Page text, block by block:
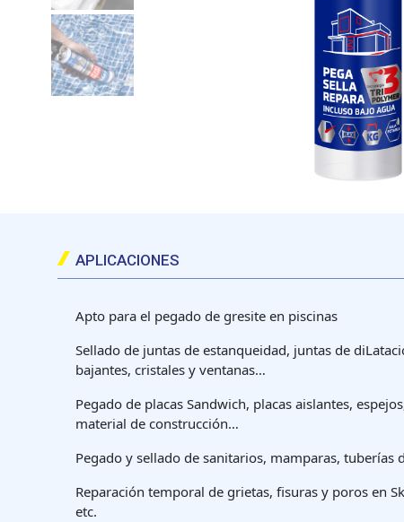
APLICACIONES
Apto para el pegado de gresite en piscinas
Sellado de juntas de estanqueidad, juntas de
bajantes, cristales y ventanas…
Pegado de placas Sandwich, placas aislantes,
material de construcción…
Pegado y sellado de sanitarios, mamparas, tuberías
Reparación temporal de grietas, fisuras y poros en
etc.